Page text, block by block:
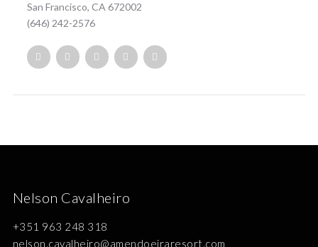
San Francisco, CA 672002
(646) 242-2576
Nelson Cavalheiro
+351 963 248 318
nelson.cavalheiro@amendoeiraresort.com